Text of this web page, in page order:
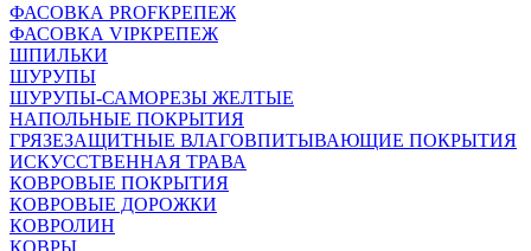
ФАСОВКА PROFКРЕПЕЖ
ФАСОВКА VIPКРЕПЕЖ
ШПИЛЬКИ
ШУРУПЫ
ШУРУПЫ-САМОРЕЗЫ ЖЕЛТЫЕ
НАПОЛЬНЫЕ ПОКРЫТИЯ
ГРЯЗЕЗАЩИТНЫЕ ВЛАГОВПИТЫВАЮЩИЕ ПОКРЫТИЯ
ИСКУССТВЕННАЯ ТРАВА
КОВРОВЫЕ ПОКРЫТИЯ
КОВРОВЫЕ ДОРОЖКИ
КОВРОЛИН
КОВРЫ